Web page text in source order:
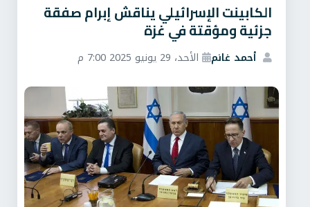
الكابينت الإسرائيلي يناقش إبرام صفقة
جزئية ومؤقتة في غزة
أحمد غانم الأحد، 29 يونيو 2025 7:00 م